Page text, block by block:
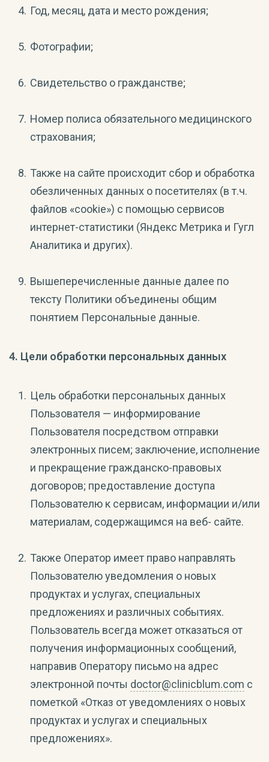
Год, месяц, дата и место рождения;
Фотографии;
Свидетельство о гражданстве;
Номер полиса обязательного медицинского
страхования;
Также на сайте происходит сбор и обработка
обезличенных данных о посетителях (в т.ч.
файлов «cookie») с помощью сервисов
интернет-статистики (Яндекс Метрика и Гугл
Аналитика и других).
Вышеперечисленные данные далее по
тексту Политики объединены общим
понятием Персональные данные.
4. Цели обработки персональных данных
Цель обработки персональных данных
Пользователя — информирование
Пользователя посредством отправки
электронных писем; заключение, исполнение
и прекращение гражданско-правовых
договоров; предоставление доступа
Пользователю к сервисам, информации и/или
материалам, содержащимся на веб- сайте.
Также Оператор имеет право направлять
Пользователю уведомления о новых
продуктах и услугах, специальных
предложениях и различных событиях.
Пользователь всегда может отказаться от
получения информационных сообщений,
направив Оператору письмо на адрес
электронной почты doctor@clinicblum.com с
пометкой «Отказ от уведомлениях о новых
продуктах и услугах и специальных
предложениях».